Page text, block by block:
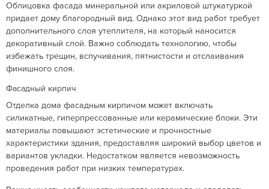
Облицовка фасада минеральной или акриловой штукатуркой
придает дому благородный вид. Однако этот вид работ требует
дополнительного слоя утеплителя, на который наносится
декоративный слой. Важно соблюдать технологию, чтобы
избежать трещин, вспучивания, пятнистости и отслаивания
финишного слоя.
Фасадный кирпич
Отделка дома фасадным кирпичом может включать
силикатные, гиперпрессованные или керамические блоки. Эти
материалы повышают эстетические и прочностные
характеристики здания, предоставляя широкий выбор цветов и
вариантов укладки. Недостатком является невозможность
проведения работ при низких температурах.